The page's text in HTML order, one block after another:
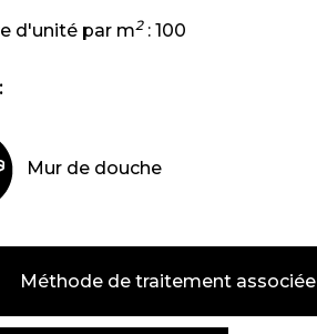
d'unité par m2: 100
Mur de douche
Méthode de traitement associée